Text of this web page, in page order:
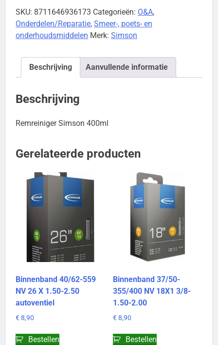
SKU: 8711646936173 Categorieën: O&A,
Onderdelen/Reparatie, Smeer-, poets- en
onderhoudsmiddelen Merk: Simson
Beschrijving Aanvullende informatie
Beschrijving
Remreiniger Simson 400ml
Gerelateerde producten
Binnenband 40/62-559
NV 26 X 1.50-2.50
autoventiel
€ 8,90
Bestellen
Binnenband 37/50-
355/400 NV 18X1 3/8-
1.50-2.00
€ 8,90
Bestellen